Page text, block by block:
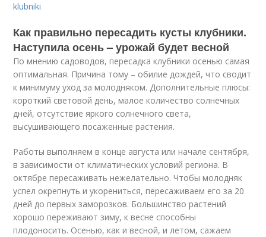
klubniki
Как правильно пересадить кусты клубники.
Наступила осень – урожай будет весной
По мнению садоводов, пересадка клубники осенью самая
оптимальная. Причина тому – обилие дождей, что сводит
к минимуму уход за молодняком. Дополнительные плюсы:
короткий световой день, малое количество солнечных
дней, отсутствие яркого солнечного света,
высушивающего посаженные растения.
Работы выполняем в конце августа или начале сентября,
в зависимости от климатических условий региона. В
октябре пересаживать нежелательно. Чтобы молодняк
успел окрепнуть и укорениться, пересаживаем его за 20
дней до первых заморозков. Большинство растений
хорошо переживают зиму, к весне способны
плодоносить. Осенью, как и весной, и летом, сажаем